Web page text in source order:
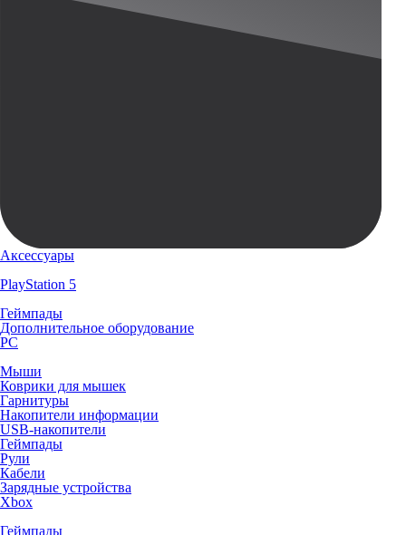
Аксессуары
PlayStation 5
Геймпады
Дополнительное оборудование
PC
Мыши
Коврики для мышек
Гарнитуры
Накопители информации
USB-накопители
Геймпады
Рули
Кабели
Зарядные устройства
Xbox
Геймпады